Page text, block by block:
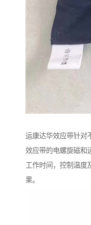
运康达华效应带针对
效应带的电螺旋磁和
工作时间，控制温度
果。